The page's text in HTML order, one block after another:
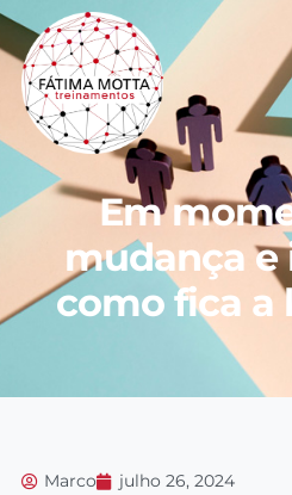
Em
mudança e
como fica a
Marco julho 26, 2024